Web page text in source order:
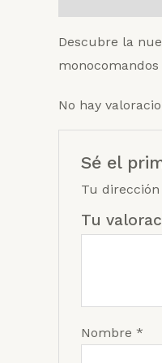
Descubre la
No hay
Sé el
Tu
Tu
Nombre *